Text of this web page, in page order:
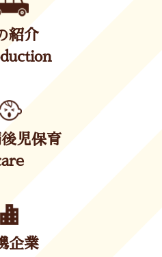
紹介
児保育
企業